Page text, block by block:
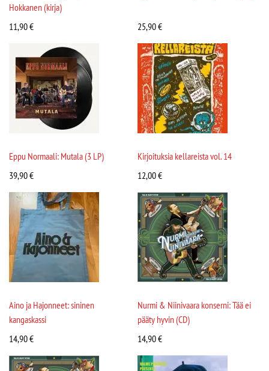
Hokkanen (kirja)
11,90€ 25,90€
Eppu Normaali: Mutala (3 LP)
39,90€
Kirjoituksia kellareista vol. 14
12,00€
Aino ja Hajonneet: sininen
kangaskassi
14,90€
Nurmi & Niinivaara konserni: Tää ei
pääty hyvin (CD)
14,90€